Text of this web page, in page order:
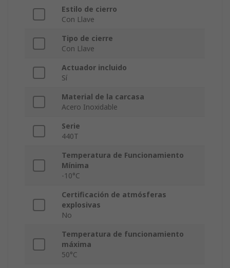
Estilo de cierro
Con Llave
Tipo de cierre
Con Llave
Actuador incluido
Sí
Material de la carcasa
Acero Inoxidable
Serie
440T
Temperatura de Funcionamiento
Mínima
-10°C
Certificación de atmósferas
explosivas
No
Temperatura de funcionamiento
máxima
50°C